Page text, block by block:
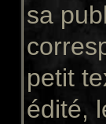
sa
petit
édité,